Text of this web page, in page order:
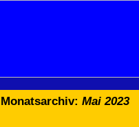
Monatsarchiv: Mai 2023